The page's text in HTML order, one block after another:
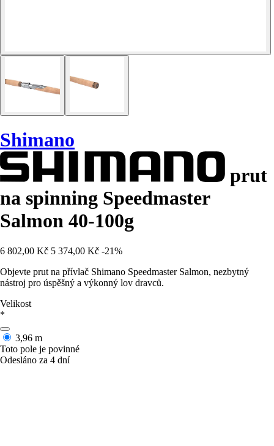
Shimano
prut
na spinning Speedmaster
Salmon 40-100g
6 802,00 Kč 5 374,00 Kč -21%
Objevte prut na přívlač Shimano Speedmaster Salmon, nezbytný
nástroj pro úspěšný a výkonný lov dravců.
Velikost
*
3,96 m
Toto pole je povinné
Odesláno za 4 dní